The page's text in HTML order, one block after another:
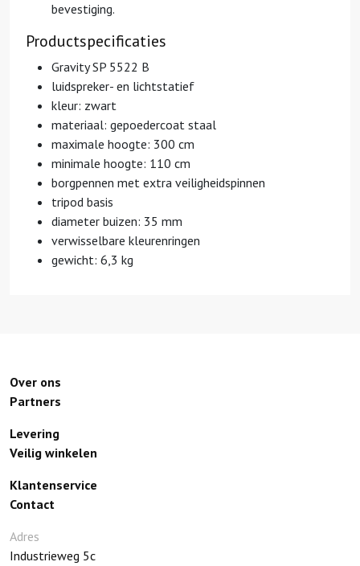
bevestiging.
Productspecificaties
Gravity SP 5522 B
luidspreker- en lichtstatief
kleur: zwart
materiaal: gepoedercoat staal
maximale hoogte: 300 cm
minimale hoogte: 110 cm
borgpennen met extra veiligheidspinnen
tripod basis
diameter buizen: 35 mm
verwisselbare kleurenringen
gewicht: 6,3 kg
Adres
Industrieweg 5c
Over ons
Partners
Levering
Veilig winkelen
Klantenservice
Contact